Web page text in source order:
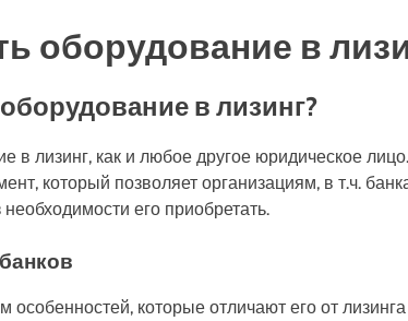
оборудование в
в лизинг?
в лизинг, как и любое другое юридическое
который позволяет организациям, в т.ч.
его приобретать.
особенностей, которые отличают его от